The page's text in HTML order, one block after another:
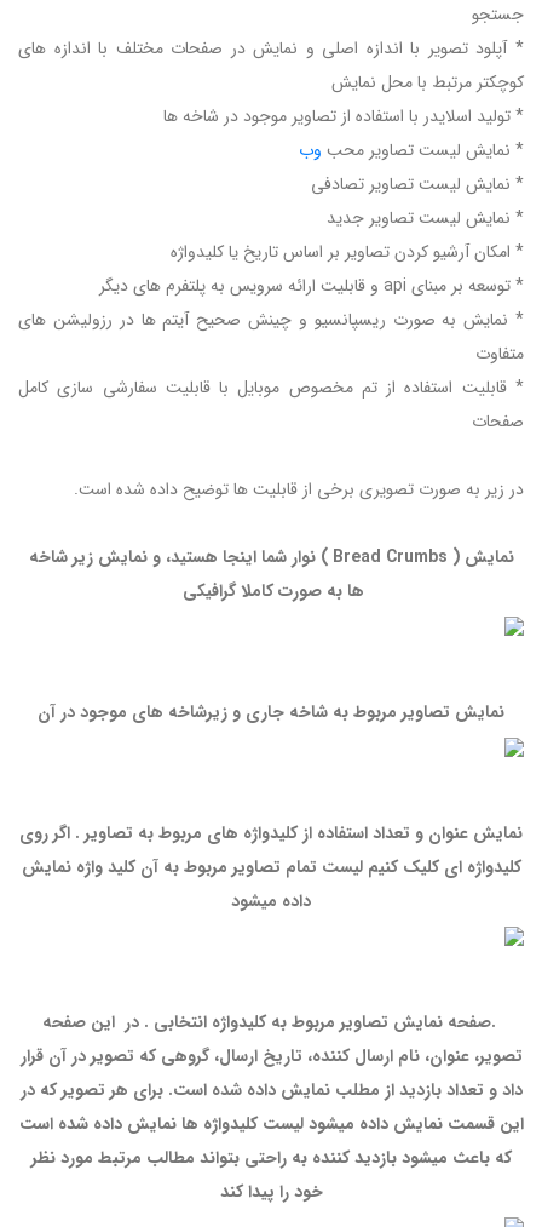
جستجو
* آپلود تصویر با اندازه اصلی و نمایش در صفحات مختلف با اندازه های
کوچکتر مرتبط با محل نمایش
* تولید اسلایدر با استفاده از تصاویر موجود در شاخه ها
* نمایش لیست تصاویر محب وب
* نمایش لیست تصاویر تصادفی
* نمایش لیست تصاویر جدید
* امکان آرشیو کردن تصاویر بر اساس تاریخ یا کلیدواژه
* توسعه بر مبنای api و قابلیت ارائه سرویس به پلتفرم های دیگر
* نمایش به صورت ریسپانسیو و چینش صحیح آیتم ها در رزولیشن های
متفاوت
* قابلیت استفاده از تم مخصوص موبایل با قابلیت سفارشی سازی کامل
صفحات
در زیر به صورت تصویری برخی از قابلیت ها توضیح داده شده است.
نمایش ( Bread Crumbs ) نوار شما اینجا هستید، و نمایش زیر شاخه
ها به صورت کاملا گرافیکی
نمایش تصاویر مربوط به شاخه جاری و زیرشاخه های موجود در آن
نمایش عنوان و تعداد استفاده از کلیدواژه های مربوط به تصاویر . اگر روی
کلیدواژه ای کلیک کنیم لیست تمام تصاویر مربوط به آن کلید واژه نمایش
داده میشود
.صفحه نمایش تصاویر مربوط به کلیدواژه انتخابی . در این صفحه
تصویر، عنوان، نام ارسال کننده، تاریخ ارسال، گروهی که تصویر در آن قرار
داد و تعداد بازدید از مطلب نمایش داده شده است. برای هر تصویر که در
این قسمت نمایش داده میشود لیست کلیدواژه ها نمایش داده شده است
که باعث میشود بازدید کننده به راحتی بتواند مطالب مرتبط مورد نظر
خود را پیدا کند